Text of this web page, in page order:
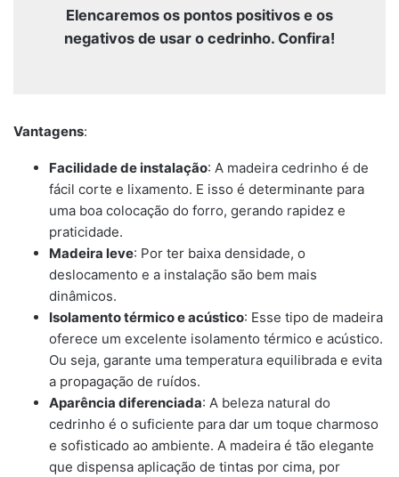
Elencaremos os pontos positivos e os
negativos de usar o cedrinho. Confira!
Vantagens:
Facilidade de instalação: A madeira cedrinho é de
fácil corte e lixamento. E isso é determinante para
uma boa colocação do forro, gerando rapidez e
praticidade.
Madeira leve: Por ter baixa densidade, o
deslocamento e a instalação são bem mais
dinâmicos.
Isolamento térmico e acústico: Esse tipo de madeira
oferece um excelente isolamento térmico e acústico.
Ou seja, garante uma temperatura equilibrada e evita
a propagação de ruídos.
Aparência diferenciada: A beleza natural do
cedrinho é o suficiente para dar um toque charmoso
e sofisticado ao ambiente. A madeira é tão elegante
que dispensa aplicação de tintas por cima, por